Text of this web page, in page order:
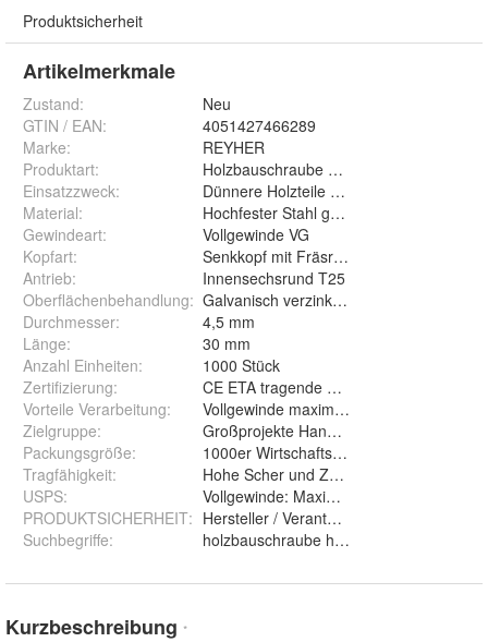
Produktsicherheit
Artikelmerkmale
Zustand:
Neu
GTIN / EAN:
4051427466289
Marke:
REYHER
Produktart:
Holzbauschraube SeKo Vollgewinde VG
Einsatzzweck:
Dünnere Holzteile mit voller
Material:
Hochfester Stahl galvanisch verzinkt
Gewindeart:
Vollgewinde VG
Kopfart:
Senkkopf mit Fräsrippen
Antrieb:
Innensechsrund T25
Oberflächenbehandlung: Galvanisch verzinkt vz
Durchmesser:
4,5 mm
Länge:
30 mm
Anzahl Einheiten:
1000 Stück
Zertifizierung:
CE ETA tragende Holzbau
Vorteile Verarbeitung:
Vollgewinde maximale Haltekraft spaltfrei
Zielgruppe:
Großprojekte Handwerker Profis
Packungsgröße:
1000er Wirtschaftspack
Tragfähigkeit:
Hohe Scher und Zugfestigkeit
USPS:
Vollgewinde: Maximale
PRODUKTSICHERHEIT: Hersteller / Verantwortliche PersonF.
Suchbegriffe: holzbauschraube holz bau schraube
Kurzbeschreibung *